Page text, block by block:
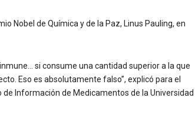
Nobel de Química y de la Paz, Linus Pauling, en
si consume una cantidad superior a la que
Eso es absolutamente falso”, explicó para el
Información de Medicamentos de la Universidad